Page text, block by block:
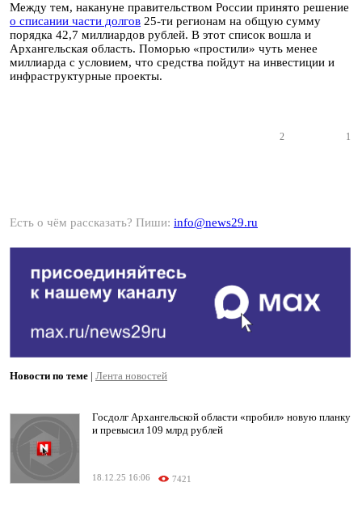
Между тем, накануне правительством России принято решение
о списании части долгов 25-ти регионам на общую сумму
порядка 42,7 миллиардов рублей. В этот список вошла и
Архангельская область. Поморью «простили» чуть менее
миллиарда с условием, что средства пойдут на инвестиции и
инфраструктурные проекты.
2 1
Есть о чём рассказать? Пиши: info@news29.ru
Новости по теме | Лента новостей
Госдолг Архангельской области «пробил» новую планку
и превысил 109 млрд рублей
18.12.25 16:06 7421